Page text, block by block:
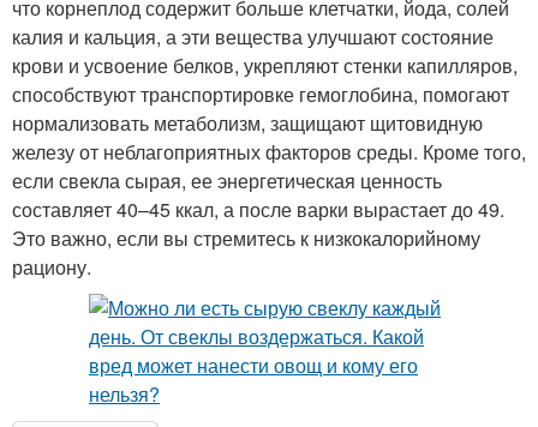
что корнеплод содержит больше клетчатки, йода, солей
калия и кальция, а эти вещества улучшают состояние
крови и усвоение белков, укрепляют стенки капилляров,
способствуют транспортировке гемоглобина, помогают
нормализовать метаболизм, защищают щитовидную
железу от неблагоприятных факторов среды. Кроме того,
если свекла сырая, ее энергетическая ценность
составляет 40–45 ккал, а после варки вырастает до 49.
Это важно, если вы стремитесь к низкокалорийному
рациону.